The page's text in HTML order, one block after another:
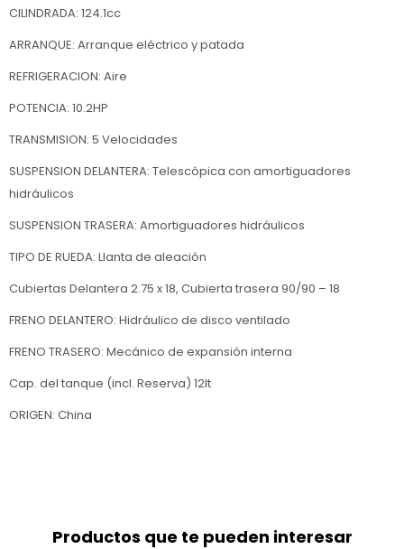
CILINDRADA: 124.1cc
ARRANQUE: Arranque eléctrico y patada
REFRIGERACION: Aire
POTENCIA: 10.2HP
TRANSMISION: 5 Velocidades
SUSPENSION DELANTERA: Telescópica con amortiguadores
hidráulicos
SUSPENSION TRASERA: Amortiguadores hidráulicos
TIPO DE RUEDA: Llanta de aleación
Cubiertas Delantera 2.75 x 18, Cubierta trasera 90/90 – 18
FRENO DELANTERO: Hidráulico de disco ventilado
FRENO TRASERO: Mecánico de expansión interna
Cap. del tanque (incl. Reserva) 12lt
ORIGEN: China
Productos que te pueden interesar